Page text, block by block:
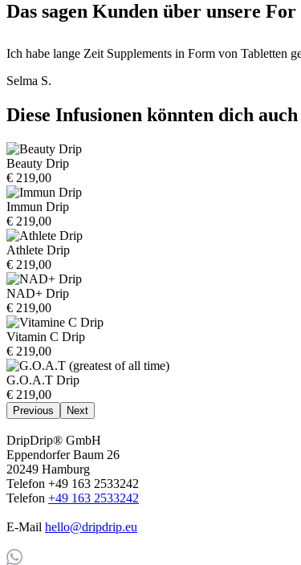
Das sagen Kunden über unsere
Ich habe lange Zeit Supplements in Form von Tabletten
Selma S.
Diese Infusionen könnten dich
Beauty Drip
€ 219,00
Immun Drip
€ 219,00
Athlete Drip
€ 219,00
NAD+ Drip
€ 219,00
Vitamin C Drip
€ 219,00
G.O.A.T Drip
€ 219,00
Previous Next
DripDrip® GmbH
Eppendorfer Baum 26
20249 Hamburg
Telefon +49 163 2533242
Telefon +49 163 2533242
E-Mail hello@dripdrip.eu